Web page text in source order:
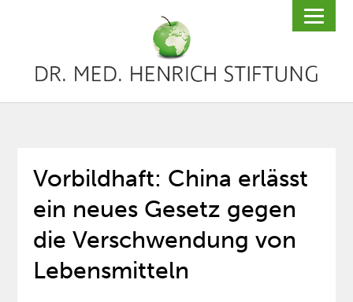
Vorbildhaft: China erlässt
ein neues Gesetz gegen
die Verschwendung von
Lebensmitteln